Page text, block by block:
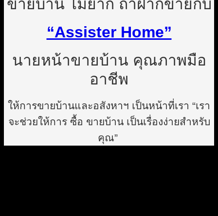
ขายบ้าน ไม่ยาก ถ้าฝากขายกับ
“Assister Home”
นายหน้าขายบ้าน คุณภาพมือ
อาชีพ
ให้การขายบ้านและอสังหาฯ เป็นหน้าที่เรา “เรา
จะช่วยให้การ ซื้อ ขายบ้าน เป็นเรื่องง่ายสำหรับ
คุณ”